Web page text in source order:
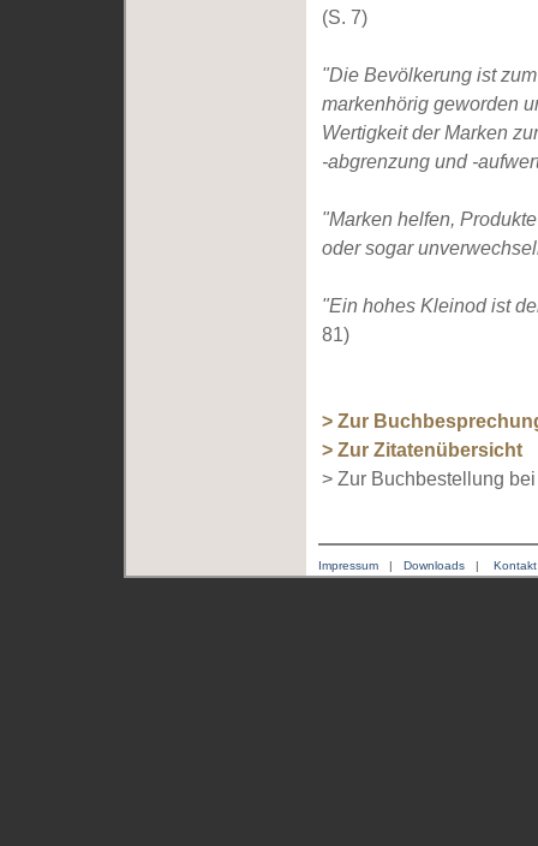
(S. 7)
"Die Bevölkerung ist
markenhörig geworden
Wertigkeit der Marken
-abgrenzung und -
"Marken helfen,
oder sogar
"Ein hohes Kleinod ist
81)
> Zur
> Zur Zitatenübersicht
> Zur Buchbestellung
Impressum | Downloads | Kontakt